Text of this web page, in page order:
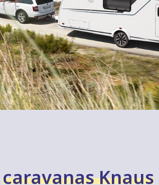
caravanas Knaus